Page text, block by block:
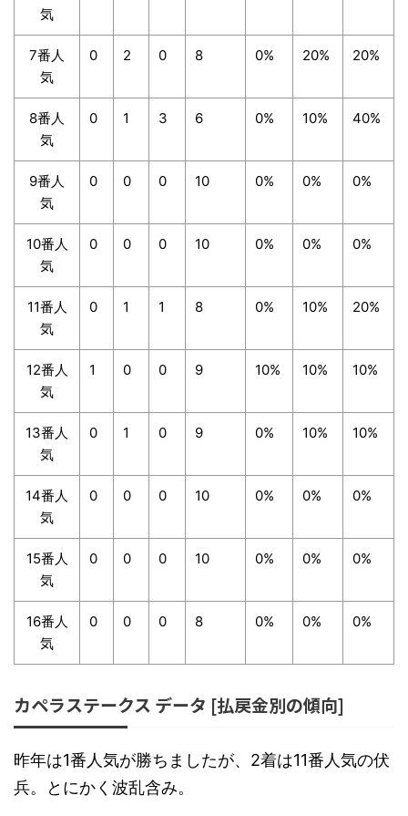
気
7番人
気
0 2 0 8 0% 20% 20%
8番人
気
0 1 3 6 0% 10% 40%
9番人
気
0 0 0 10 0% 0% 0%
10番人
気
0 0 0 10 0% 0% 0%
11番人
気
0 1 1 8 0% 10% 20%
12番人
気
1 0 0 9 10% 10% 10%
13番人
気
0 1 0 9 0% 10% 10%
14番人
気
0 0 0 10 0% 0% 0%
15番人
気
0 0 0 10 0% 0% 0%
16番人
気
0 0 0 8 0% 0% 0%
カペラステークス データ [払戻金別の傾向]
昨年は1番人気が勝ちましたが、2着は11番人気の伏
兵。とにかく波乱含み。